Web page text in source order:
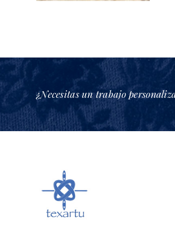
¿Necesitas un trabajo